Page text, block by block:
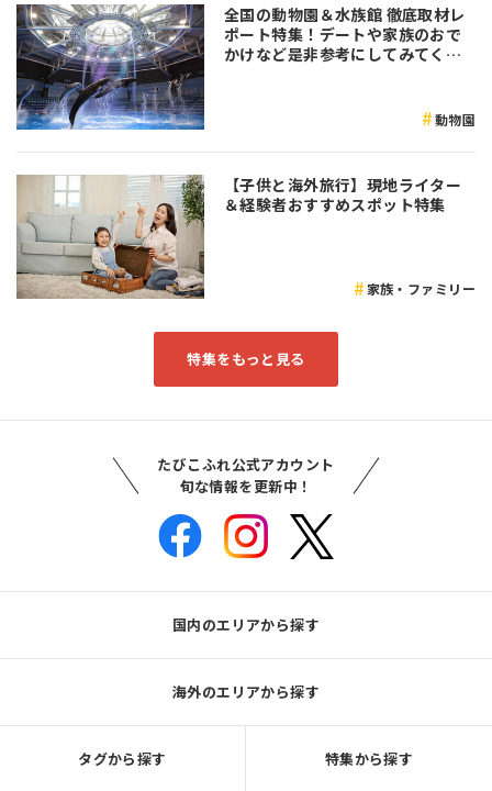
全国の動物園＆水族館 徹底取材レ
ポート特集！デートや家族のおで
かけなど是非参考にしてみてくだ
動物園
【子供と海外旅行】現地ライター
＆経験者おすすめスポット特集
家族・ファミリー
特集をもっと見る
たびこふれ公式アカウント
旬な情報を更新中！
国内のエリアから探す
海外のエリアから探す
タグから探す 特集から探す